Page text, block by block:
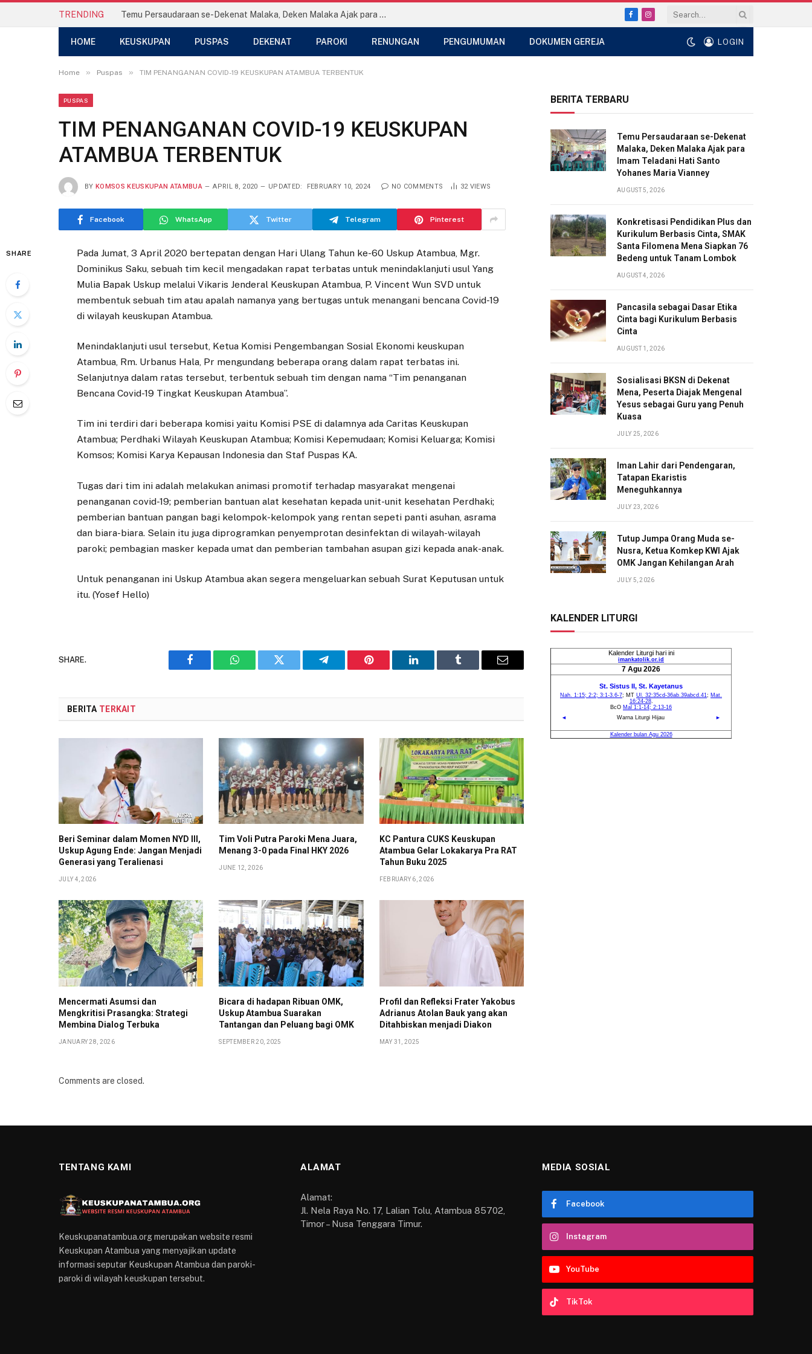
TRENDING Temu Persaudaraan se-Dekenat Malaka, Deken Malaka Ajak para Imam Teladani Hati Santo Yohanes Maria Vianney
FacebookInstagram
HOME KEUSKUPAN PUSPAS DEKENAT PAROKI RENUNGAN PENGUMUMAN DOKUMEN GEREJA LOGIN
Home » Puspas » TIM PENANGANAN COVID-19 KEUSKUPAN ATAMBUA TERBENTUK
PUSPAS
TIM PENANGANAN COVID-19 KEUSKUPAN
ATAMBUA TERBENTUK
BY KOMSOS KEUSKUPAN ATAMBUA APRIL 8, 2020 UPDATED: FEBRUARY 10, 2024 NO COMMENTS 32 VIEWS
Facebook WhatsApp Twitter Telegram Pinterest
SHARE
Pada Jumat, 3 April 2020 bertepatan dengan Hari Ulang Tahun ke-60 Uskup Atambua, Mgr.
Dominikus Saku, sebuah tim kecil mengadakan rapat terbatas untuk menindaklanjuti usul Yang
Mulia Bapak Uskup melalui Vikaris Jenderal Keuskupan Atambua, P. Vincent Wun SVD untuk
membentuk sebuah tim atau apalah namanya yang bertugas untuk menangani bencana Covid-19
di wilayah keuskupan Atambua.
Menindaklanjuti usul tersebut, Ketua Komisi Pengembangan Sosial Ekonomi keuskupan
Atambua, Rm. Urbanus Hala, Pr mengundang beberapa orang dalam rapat terbatas ini.
Selanjutnya dalam ratas tersebut, terbentuk sebuah tim dengan nama “Tim penanganan
Bencana Covid-19 Tingkat Keuskupan Atambua”.
Tim ini terdiri dari beberapa komisi yaitu Komisi PSE di dalamnya ada Caritas Keuskupan
Atambua; Perdhaki Wilayah Keuskupan Atambua; Komisi Kepemudaan; Komisi Keluarga; Komisi
Komsos; Komisi Karya Kepausan Indonesia dan Staf Puspas KA.
Tugas dari tim ini adalah melakukan animasi promotif terhadap masyarakat mengenai
penanganan covid-19; pemberian bantuan alat kesehatan kepada unit-unit kesehatan Perdhaki;
pemberian bantuan pangan bagi kelompok-kelompok yang rentan sepeti panti asuhan, asrama
dan biara-biara. Selain itu juga diprogramkan penyemprotan desinfektan di wilayah-wilayah
paroki; pembagian masker kepada umat dan pemberian tambahan asupan gizi kepada anak-anak.
Untuk penanganan ini Uskup Atambua akan segera mengeluarkan sebuah Surat Keputusan untuk
itu. (Yosef Hello)
SHARE.
Facebook WhatsAppTwitter Telegram Pinterest LinkedIn Tumblr Email
BERITA TERKAIT
Beri Seminar dalam Momen NYD III,
Uskup Agung Ende: Jangan Menjadi
Generasi yang Teralienasi
JULY 4, 2026
Tim Voli Putra Paroki Mena Juara,
Menang 3-0 pada Final HKY 2026
JUNE 12, 2026
KC Pantura CUKS Keuskupan
Atambua Gelar Lokakarya Pra RAT
Tahun Buku 2025
FEBRUARY 6, 2026
Mencermati Asumsi dan
Mengkritisi Prasangka: Strategi
Membina Dialog Terbuka
JANUARY 28, 2026
Bicara di hadapan Ribuan OMK,
Uskup Atambua Suarakan
Tantangan dan Peluang bagi OMK
SEPTEMBER 20, 2025
Profil dan Refleksi Frater Yakobus
Adrianus Atolan Bauk yang akan
Ditahbiskan menjadi Diakon
MAY 31, 2025
Comments are closed.
BERITA TERBARU
Temu Persaudaraan se-Dekenat
Malaka, Deken Malaka Ajak para
Imam Teladani Hati Santo
Yohanes Maria Vianney
AUGUST 5, 2026
Konkretisasi Pendidikan Plus dan
Kurikulum Berbasis Cinta, SMAK
Santa Filomena Mena Siapkan 76
Bedeng untuk Tanam Lombok
AUGUST 4, 2026
Pancasila sebagai Dasar Etika
Cinta bagi Kurikulum Berbasis
Cinta
AUGUST 1, 2026
Sosialisasi BKSN di Dekenat
Mena, Peserta Diajak Mengenal
Yesus sebagai Guru yang Penuh
Kuasa
JULY 25, 2026
Iman Lahir dari Pendengaran,
Tatapan Ekaristis
Meneguhkannya
JULY 23, 2026
Tutup Jumpa Orang Muda se-
Nusra, Ketua Komkep KWI Ajak
OMK Jangan Kehilangan Arah
JULY 5, 2026
KALENDER LITURGI
TENTANG KAMI
Keuskupanatambua.org merupakan website resmi
Keuskupan Atambua yang menyajikan update
informasi seputar Keuskupan Atambua dan paroki-
paroki di wilayah keuskupan tersebut.
ALAMAT
Alamat:
Jl. Nela Raya No. 17, Lalian Tolu, Atambua 85702,
Timor – Nusa Tenggara Timur.
MEDIA SOSIAL
Facebook
Instagram
YouTube
TikTok